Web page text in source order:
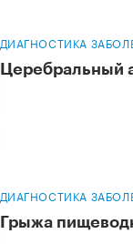
ДИАГНОСТИКА
Церебральный
ДИАГНОСТИКА
Грыжа